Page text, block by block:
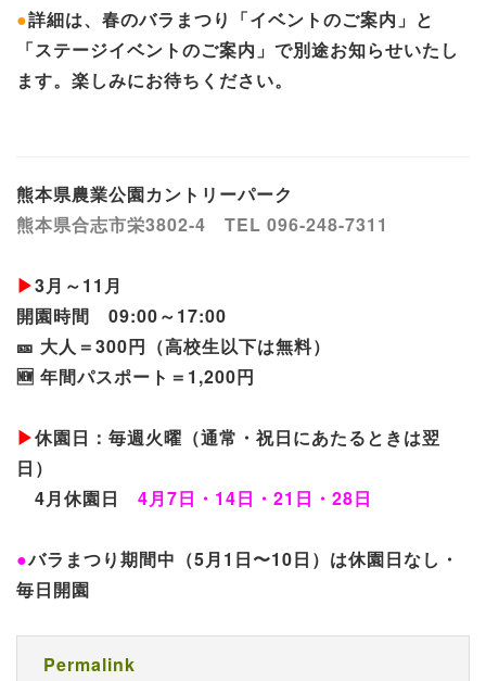
●詳細は、春のバラまつり「イベントのご案内」と
「ステージイベントのご案内」で別途お知らせいたし
ます。楽しみにお待ちください。
熊本県農業公園カントリーパーク
熊本県合志市栄3802-4 TEL 096-248-7311
▶︎3月～11月
開園時間 09:00～17:00
🎫 大人＝300円（高校生以下は無料）
🆕 年間パスポート＝1,200円
▶︎休園日：毎週火曜（通常・祝日にあたるときは翌
日）
4月休園日 4月7日・14日・21日・28日
●バラまつり期間中（5月1日〜10日）は休園日なし・
毎日開園
Permalink